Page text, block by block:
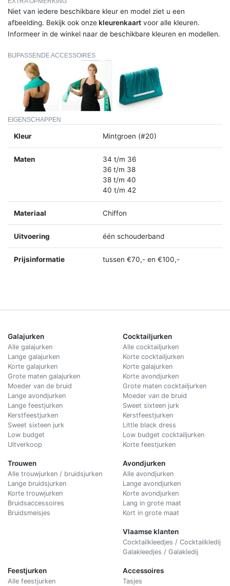
Niet van iedere beschikbare kleur en model ziet u een
afbeelding. Bekijk ook onzekleurenkaart voor alle kleuren.
Informeer in de winkel naar de beschikbare kleuren en modellen.
BIJPASSENDE ACCESSOIRES
EIGENSCHAPPEN
Kleur Mintgroen (#20)
Maten
34 t/m 36
36 t/m 38
38 t/m 40
40 t/m 42
Materiaal Chiffon
Uitvoering één schouderband
Prijsinformatie tussen €70,- en €100,-
Galajurken
Alle galajurken
Lange galajurken
Korte galajurken
Grote maten galajurken
Moeder van de bruid
Lange avondjurken
Lange feestjurken
Kerstfeestjurken
Sweet sixteen jurk
Low budget
Uitverkoop
Trouwen
Alle trouwjurken / bruidsjurken
Lange bruidsjurken
Korte trouwjurken
Bruidsaccessoires
Bruidsmeisjes
Cocktailjurken
Alle cocktailjurken
Korte cocktailjurken
Korte galajurken
Korte avondjurken
Grote maten cocktailjurken
Moeder van de bruid
Sweet sixteen jurk
Kerstfeestjurken
Little black dress
Low budget cocktailjurken
Korte feestjurken
Avondjurken
Alle avondjurken
Lange avondjurken
Korte avondjurken
Lang in grote maat
Kort in grote maat
Vlaamse klanten
Cocktailkleedjes / Cocktailkledij
Galakleedjes / Galakledij
Feestjurken
Alle feestjurken
Accessoires
Tasjes